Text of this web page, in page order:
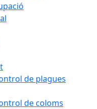
de plagues
de coloms